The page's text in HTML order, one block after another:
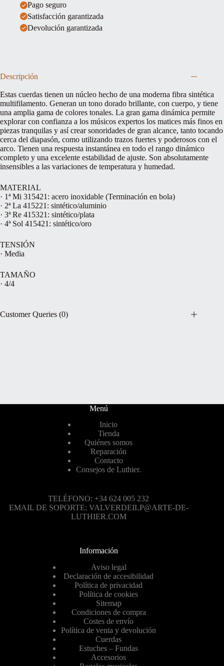
Pago seguro
Satisfacción garantizada
Devolución garantizada
Descripción
Estas cuerdas tienen un núcleo hecho de una moderna fibra sintética
multifilamento. Generan un tono dorado brillante, con cuerpo, y tiene
una amplia gama de colores tonales. La gran gama dinámica permite
explorar con confianza a los músicos expertos los matices más finos en
piezas tranquilas y así crear sonoridades de gran alcance, tanto tocando
cerca del diapasón, como utilizando trazos fuertes y poderosos con el
arco. Tienen una respuesta instantánea en todo el rango dinámico
completo y una excelente estabilidad de ajuste. Son absolutamente
insensibles a las variaciones de temperatura y humedad.
MATERIAL
· 1ª Mi 315421: acero inoxidable (Terminación en bola)
· 2ª La 415221: sintético/aluminio
· 3ª Re 415321: sintético/plata
· 4ª Sol 415421: sintético/oro
TENSIÓN
· Media
TAMAÑO
· 4/4
Customer Queries (0)
Menú
Inicio
Tienda
Quiénes somos
Reparación
Contacto
Consejos de Luthier.
TELÉFONO: +34 624 005 232
EMAIL DE SOPORTE: VALVERDEILP@ARTE-DE-
LUTHIER.COM
Información
Aviso legal
Declaración de accesibilidad
Política de privacidad
Política de cookies
Sitemap
Condiciones de compra
Costes de envío
Política de venta y devolución
Cuerdas
Estuches – Fundas
Accesorios